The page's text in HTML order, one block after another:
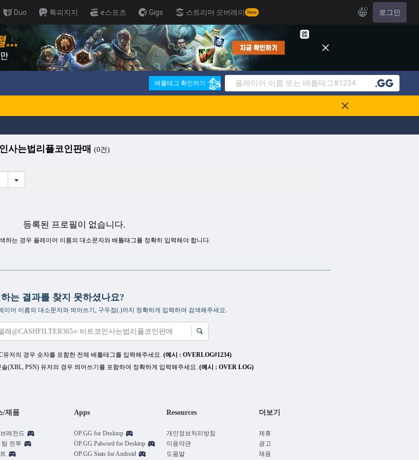
Duo 톡피지지 e스포츠 Gigs 스트리머 오버레이 New
KO 로그인
배틀태그 확인하기
사는법리플코인판매 (0건)
등록된 프로필이 없습니다.
하는 경우 플레이어 이름의 대소문자와 배틀태그를 정확히 입력해야 합니다.
는 결과를 찾지 못하셨나요?
이어 이름의 대소문자와 띄어쓰기, 구두점(.)까지 정확하게 입력하여 검색해주세요.
유저의 경우 숫자를 포함한 전체 배틀태그를 입력해주세요. (예시 : OVERLOG#1234)
솔(XBL, PSN) 유저의 경우 띄어쓰기를 포함하여 정확하게 입력해주세요. (예시 : OVER LOG)
/제품
레전드
팀 전투
Apps
OP.GG for Desktop
OP.GG Palword for Desktop
OP.GG Stats for Android
Resources
개인정보처리방침
이용약관
도움말
더보기
제휴
광고
채용